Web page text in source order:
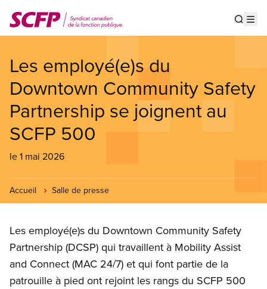
au
contenu
Les employé(e)s du
Downtown Community Safety
Partnership se joignent au
SCFP 500
le 1 mai 2026
Accueil Salle de presse
Les employé(e)s du Downtown Community Safety
Partnership (DCSP) qui travaillent à Mobility Assist
and Connect (MAC 24/7) et qui font partie de la
patrouille à pied ont rejoint les rangs du SCFP 500